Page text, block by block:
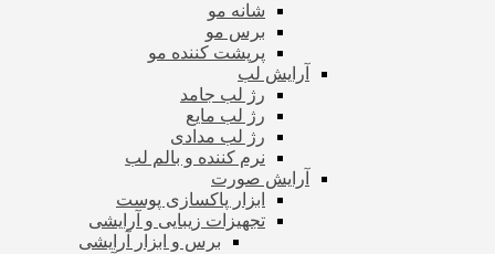
شانه مو
برس مو
پرپشت کننده مو
آرایش لب
رژ لب جامد
رژ لب مایع
رژ لب مدادی
نرم کننده و بالم لب
آرایش صورت
ابزار پاکسازی پوست
تجهیزات زیبایی و آرایشی
برس و ابزار آرایشی